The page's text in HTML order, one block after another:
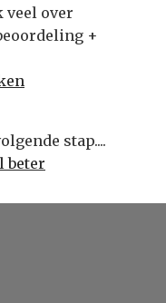
veel over
+
stap....
beter